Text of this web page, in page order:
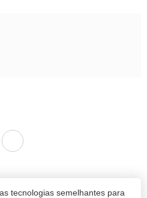
tecnologias semelhantes para